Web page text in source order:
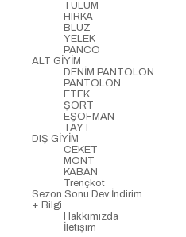
TULUM
HIRKA
BLUZ
YELEK
PANCO
ALT GİYİM
DENİM PANTOLON
PANTOLON
ETEK
ŞORT
EŞOFMAN
TAYT
DIŞ GİYİM
CEKET
MONT
KABAN
Trençkot
Sezon Sonu Dev İndirim
+ Bilgi
Hakkımızda
İletişim